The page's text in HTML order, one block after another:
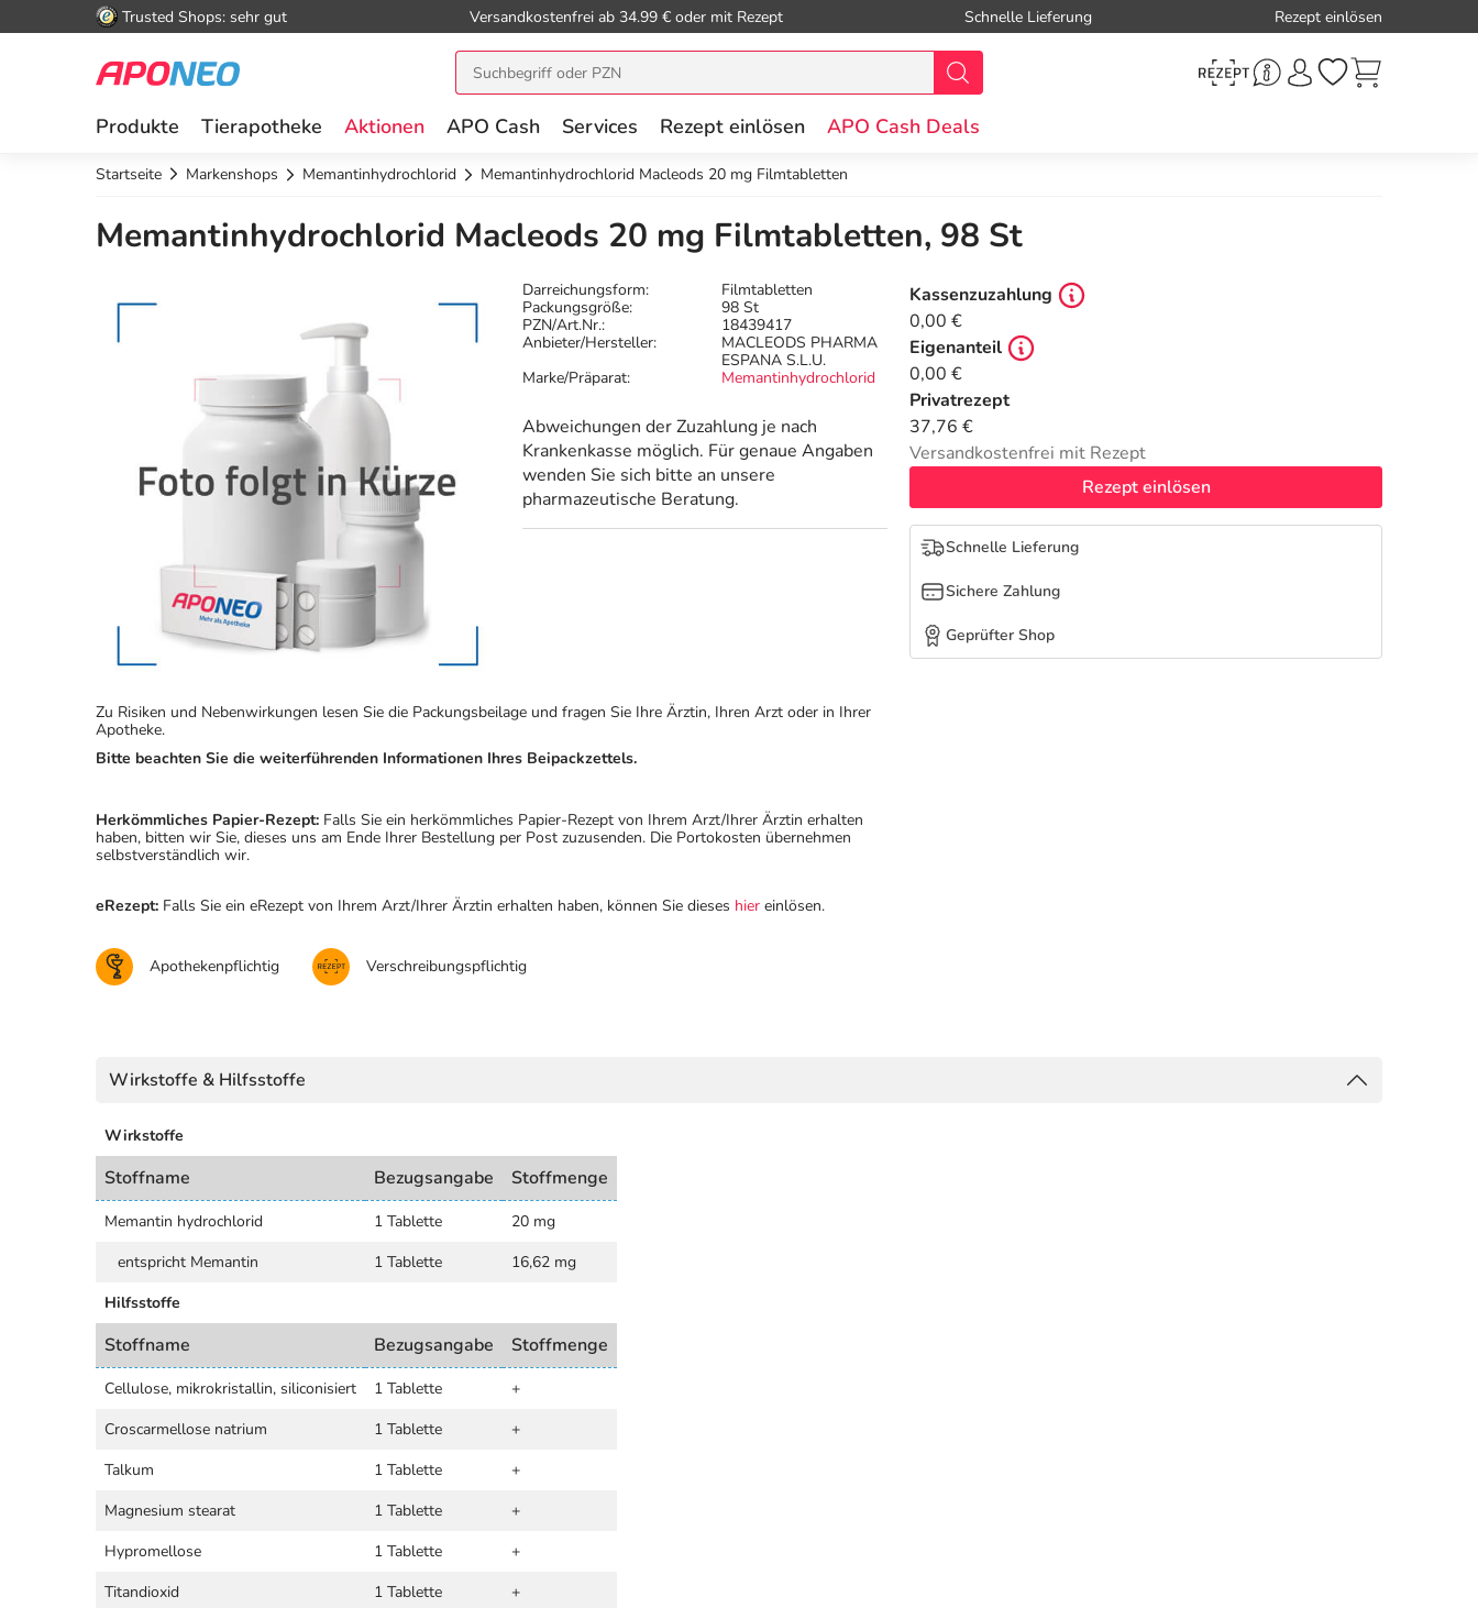
Trusted Shops: sehr gut Versandkostenfrei ab 34.99 € oder mit Rezept Schnelle Lieferung Rezept einlösen
Produkte Tierapotheke Aktionen APO Cash Services Rezept einlösen APO Cash Deals
Startseite Markenshops Memantinhydrochlorid Memantinhydrochlorid Macleods 20 mg Filmtabletten
Memantinhydrochlorid Macleods 20 mg Filmtabletten, 98 St
Darreichungsform:
Filmtabletten
Packungsgröße:
98 St
PZN/Art.Nr.:
18439417
Anbieter/Hersteller:
MACLEODS PHARMA
ESPANA S.L.U.
Marke/Präparat:
Memantinhydrochlorid
Abweichungen der Zuzahlung je nach
Krankenkasse möglich. Für genaue Angaben
wenden Sie sich bitte an unsere
pharmazeutische Beratung.
Kassenzuzahlung
0,00 €
Eigenanteil
0,00 €
Privatrezept
37,76 €
Versandkostenfrei mit Rezept
Rezept einlösen
Schnelle Lieferung
Sichere Zahlung
Geprüfter Shop
Zu Risiken und Nebenwirkungen lesen Sie die Packungsbeilage und fragen Sie Ihre Ärztin, Ihren Arzt oder in Ihrer
Apotheke.
Bitte beachten Sie die weiterführenden Informationen Ihres Beipackzettels.
Herkömmliches Papier-Rezept: Falls Sie ein herkömmliches Papier-Rezept von Ihrem Arzt/Ihrer Ärztin erhalten
haben, bitten wir Sie, dieses uns am Ende Ihrer Bestellung per Post zuzusenden. Die Portokosten übernehmen
selbstverständlich wir.
eRezept: Falls Sie ein eRezept von Ihrem Arzt/Ihrer Ärztin erhalten haben, können Sie dieses hier einlösen.
Apothekenpflichtig Verschreibungspflichtig
Wirkstoffe & Hilfsstoffe
Wirkstoffe
Stoffname Bezugsangabe Stoffmenge
Memantin hydrochlorid 1 Tablette
20 mg
entspricht Memantin
1 Tablette
16,62 mg
Hilfsstoffe
Stoffname Bezugsangabe Stoffmenge
Cellulose, mikrokristallin, siliconisiert 1 Tablette
+
Croscarmellose natrium
1 Tablette
+
Talkum
1 Tablette
+
Magnesium stearat
1 Tablette
+
Hypromellose
1 Tablette
+
Titandioxid
1 Tablette
+